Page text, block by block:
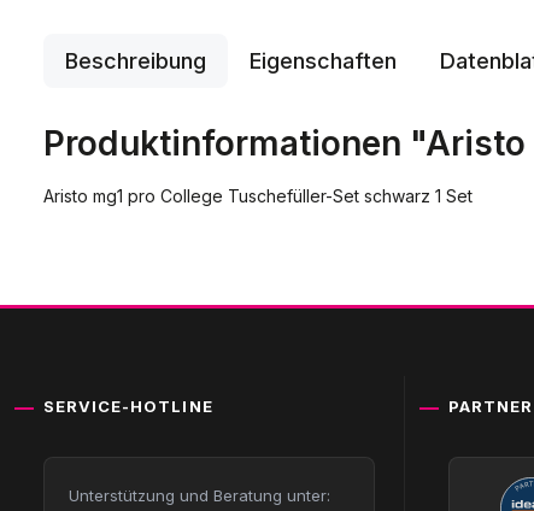
Beschreibung Eigenschaften
Produktinformationen
Aristo mg1 pro College Tuschefüller-Set schwarz 1 Set
SERVICE-HOTLINE
Unterstützung und Beratung unter:
PARTNER